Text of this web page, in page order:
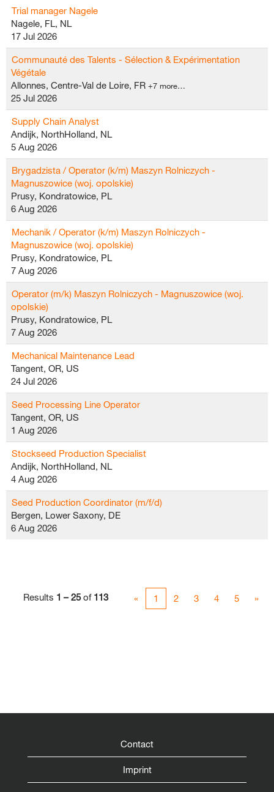
Trial manager Nagele
Nagele, FL, NL
17 Jul 2026
Communauté des Talents - Sélection & Expérimentation
Végétale
Allonnes, Centre-Val de Loire, FR +7 more…
25 Jul 2026
Supply Chain Analyst
Andijk, NorthHolland, NL
5 Aug 2026
Brygadzista / Operator (k/m) Maszyn Rolniczych -
Magnuszowice (woj. opolskie)
Prusy, Kondratowice, PL
6 Aug 2026
Mechanik / Operator (k/m) Maszyn Rolniczych -
Magnuszowice (woj. opolskie)
Prusy, Kondratowice, PL
7 Aug 2026
Operator (m/k) Maszyn Rolniczych - Magnuszowice (woj.
opolskie)
Prusy, Kondratowice, PL
7 Aug 2026
Mechanical Maintenance Lead
Tangent, OR, US
24 Jul 2026
Seed Processing Line Operator
Tangent, OR, US
1 Aug 2026
Stockseed Production Specialist
Andijk, NorthHolland, NL
4 Aug 2026
Seed Production Coordinator (m/f/d)
Bergen, Lower Saxony, DE
6 Aug 2026
Results 1 – 25of 113 « 1 2 3 4 5 »
Contact
Imprint